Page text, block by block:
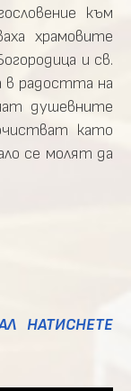
към
храмовите
и св.
в радостта на
душевните
като
се молят да
НАТИСНЕТЕ